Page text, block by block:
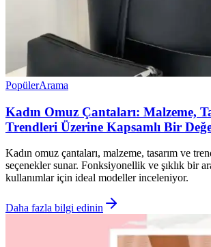
PopülerArama
Kadın Omuz Çantaları: Malzeme,
Trendleri Üzerine Kapsamlı Bir
Kadın omuz çantaları, malzeme, tasarım ve
seçenekler sunar. Fonksiyonellik ve şıklık bir
kullanımlar için ideal modeller inceleniyor.
Daha fazla bilgi edinin